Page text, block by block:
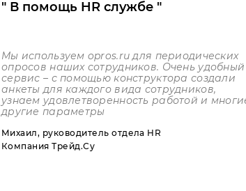
В помощь HR службе
Мы используем opros.ruдля периодических
опросов наших сотрудников. Очень удобный
сервис – с помощью конструктора создали
анкеты для каждого вида сотрудников,
узнаем удовлетворенность работой и
другие параметры
Михаил, руководитель отдела HR
Компания Трейд.Су